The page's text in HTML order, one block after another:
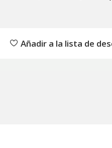
Añadir a la lista de